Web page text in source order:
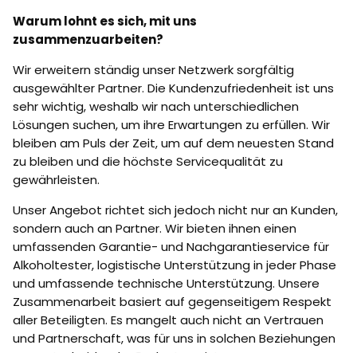
Warum lohnt es sich, mit uns
zusammenzuarbeiten?
Wir erweitern ständig unser Netzwerk sorgfältig
ausgewählter Partner. Die Kundenzufriedenheit ist uns
sehr wichtig, weshalb wir nach unterschiedlichen
Lösungen suchen, um ihre Erwartungen zu erfüllen. Wir
bleiben am Puls der Zeit, um auf dem neuesten Stand
zu bleiben und die höchste Servicequalität zu
gewährleisten.
Unser Angebot richtet sich jedoch nicht nur an Kunden,
sondern auch an Partner. Wir bieten ihnen einen
umfassenden Garantie- und Nachgarantieservice für
Alkoholtester, logistische Unterstützung in jeder Phase
und umfassende technische Unterstützung. Unsere
Zusammenarbeit basiert auf gegenseitigem Respekt
aller Beteiligten. Es mangelt auch nicht an Vertrauen
und Partnerschaft, was für uns in solchen Beziehungen